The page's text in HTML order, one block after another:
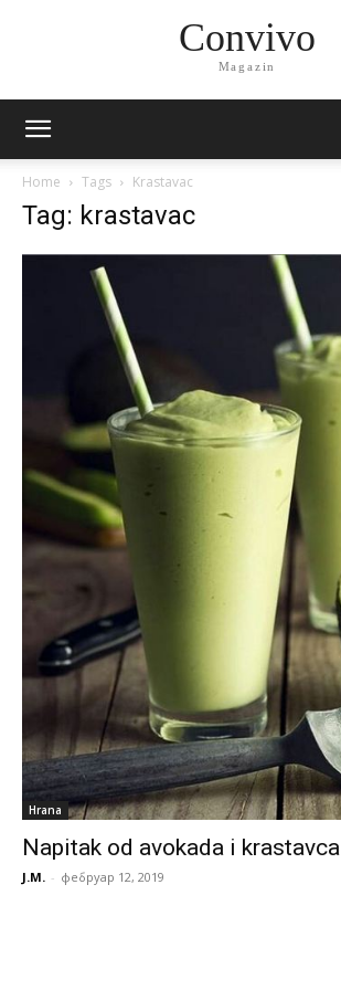
Convivo
Magazin
Home Tags Krastavac
Tag: krastavac
Hrana
Napitak od avokada i krastavca
J.M. - фебруар 12, 2019